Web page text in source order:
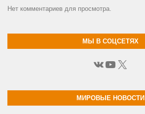
Нет комментариев для просмотра.
МЫ В СОЦСЕТЯХ
ВКонтакте
YouTube
X
МИРОВЫЕ НОВОСТИ